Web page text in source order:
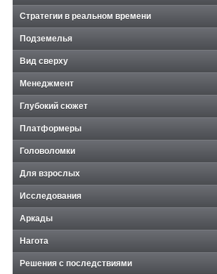
Стратегии в реальном времени
Подземелья
Вид сверху
Менеджмент
Глубокий сюжет
Платформеры
Головоломки
Для взрослых
Исследования
Аркады
Нагота
Решения с последствиями